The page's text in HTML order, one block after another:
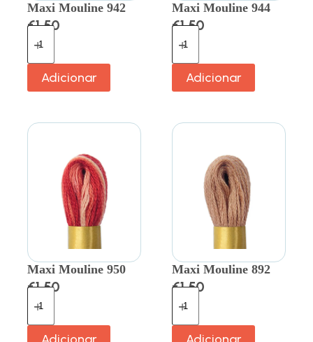
Maxi Mouline 942
€1.50
Adicionar
Maxi Mouline 944
€1.50
Adicionar
Maxi Mouline 950
€1.50
Maxi Mouline 892
€1.50